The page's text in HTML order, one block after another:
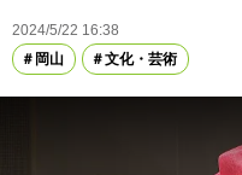
2024/5/22 16:38
岡山
文化・芸術